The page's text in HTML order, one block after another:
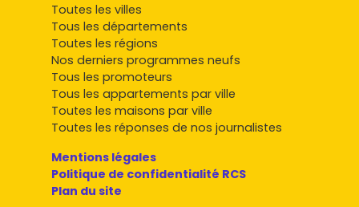
Toutes les villes
Tous les départements
Toutes les régions
Nos derniers programmes neufs
Tous les promoteurs
Tous les appartements par ville
Toutes les maisons par ville
Toutes les réponses de nos journalistes
Mentions légales
Politique de confidentialité RCS
Plan du site